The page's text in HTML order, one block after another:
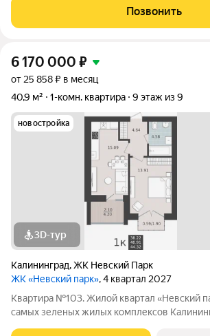
панельного дома 1977 года постройки. В
изолированные комнаты, 19,1 кв.м
Позвонить
6 170 000 ₽
от 25 858 ₽ в месяц
40,9 м²
1-комн. квартира 9 этаж из 9
новостройка
3D-тур
Калининград,ЖК Невский Парк
ЖК «Невский парк», 4 квартал 2027
Квартира №103. Жилой квартал «Невский
самых зеленых жилых комплексов